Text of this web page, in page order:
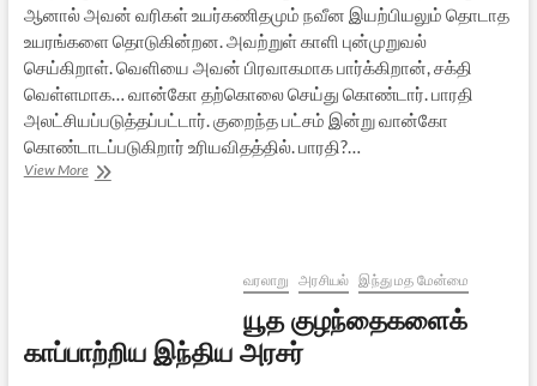
ஆனால் அவன் வரிகள் உயர்கணிதமும் நவீன இயற்பியலும் தொடாத
உயரங்களை தொடுகின்றன. அவற்றுள் காளி புன்முறுவல்
செய்கிறாள். வெளியை அவன் பிரவாகமாக பார்க்கிறான், சக்தி
வெள்ளமாக… வான்கோ தற்கொலை செய்து கொண்டார். பாரதி
அலட்சியப்படுத்தப்பட்டார். குறைந்த பட்சம் இன்று வான்கோ
கொண்டாடப்படுகிறார் உரியவிதத்தில். பாரதி?…
View Moreகாலவெளி:
வரலாறு அரசியல் இந்து மத மேன்மை
யூத குழந்தைகளைக்
காப்பாற்றிய இந்திய அரசர்